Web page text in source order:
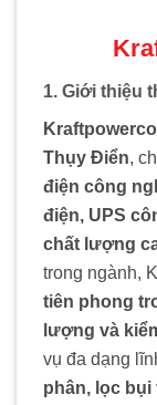
1. Giới thiệu
Thụy Điển,
điện công
điện, UPS
chất lượng
trong ngành,
tiên phong
lượng và
vụ đa dạng
phân, lọc bụi